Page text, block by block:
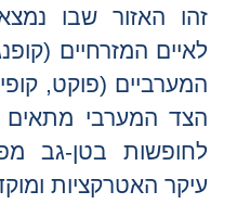
זהו האזור שבו
לאיים המזרחיים
המערביים (פוקט,
הצד המערבי מתאים
לחופשות בטן-גב
עיקר האטרקציות ומוקדי